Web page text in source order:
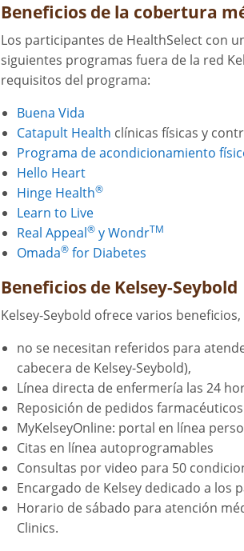
Beneficios de la cobertura
Los participantes de HealthSelect con
siguientes programas fuera de la red
requisitos del programa:
Buena Vida
Catapult Health clínicas físicas y
Programa de acondicionamiento
Hello Heart
Hinge Health®
Learn to Live
Real Appeal® y WondrTM
Omada® for Diabetes
Beneficios de Kelsey-Seybold
Kelsey-Seybold ofrece varios
no se necesitan referidos para
cabecera de Kelsey-Seybold),
Línea directa de enfermería las 24
Reposición de pedidos
MyKelseyOnline: portal en línea
Citas en línea autoprogramables
Consultas por video para 50
Encargado de Kelsey dedicado a los
Horario de sábado para atención
Clinics.